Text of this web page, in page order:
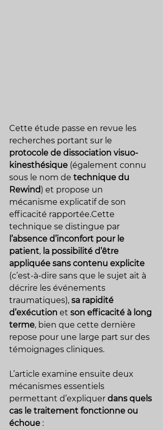
Cette étude passe en revue les
recherches portant sur le
protocole de dissociation visuo-
kinesthésique (également connu
sous le nom de technique du
Rewind) et propose un
mécanisme explicatif de son
efficacité rapportée.Cette
technique se distingue par
l’absence d’inconfort pour le
patient, la possibilité d’être
appliquée sans contenu explicite
(c’est-à-dire sans que le sujet ait à
décrire les événements
traumatiques), sa rapidité
d’exécution et son efficacité à long
terme, bien que cette dernière
repose pour une large part sur des
témoignages cliniques.
L’article examine ensuite deux
mécanismes essentiels
permettant d’expliquer dans quels
cas le traitement fonctionne ou
échoue :